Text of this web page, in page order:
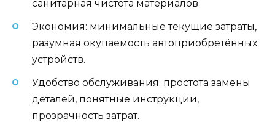
санитарная чистота материалов.
Экономия: минимальные текущие затраты,
разумная окупаемость автоприобретённых
устройств.
Удобство обслуживания: простота замены
деталей, понятные инструкции,
прозрачность затрат.